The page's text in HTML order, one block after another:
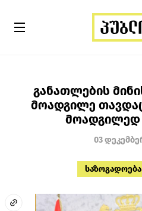
განათლების
მოადგილე
მოადგილედ
03
საზოგადოება